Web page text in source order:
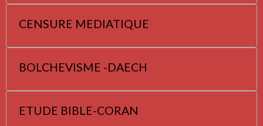
CENSURE MEDIATIQUE
BOLCHEVISME -DAECH
ETUDE BIBLE-CORAN